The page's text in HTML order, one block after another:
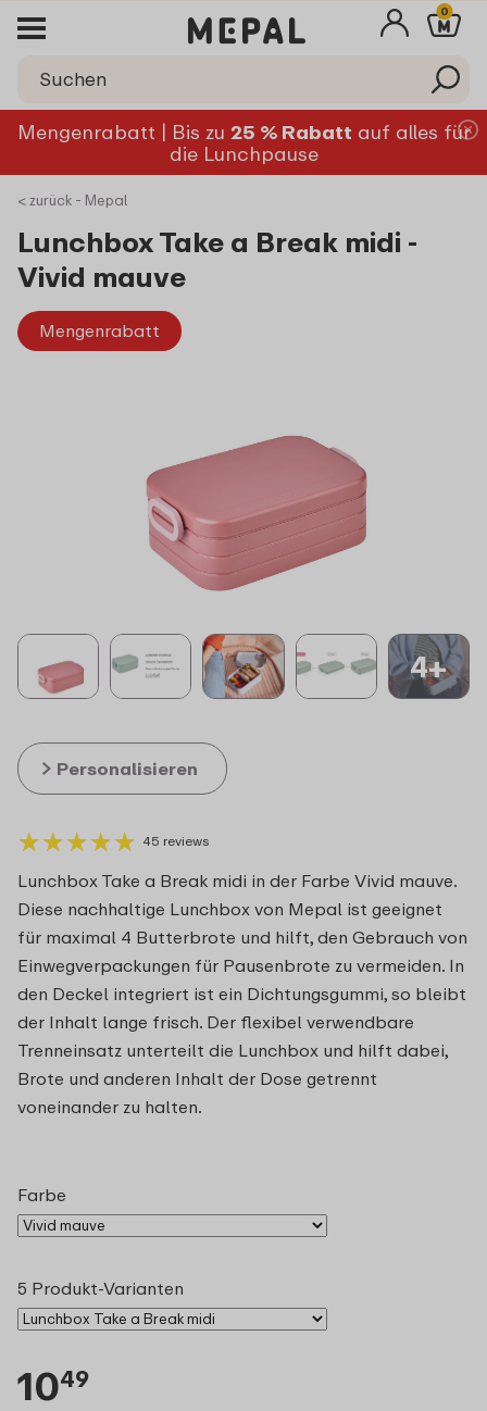
0
Mengenrabatt | Bis zu 25 % Rabatt auf alles für
die Lunchpause
< zurück - Mepal
Lunchbox Take a Break midi -
Vivid mauve
Mengenrabatt
4+
★★★★★
★★★★★ 45 reviews
Lunchbox Take a Break midi in der Farbe Vivid mauve.
Diese nachhaltige Lunchbox von Mepal ist geeignet
für maximal 4 Butterbrote und hilft, den Gebrauch von
Einwegverpackungen für Pausenbrote zu vermeiden. In
den Deckel integriert ist ein Dichtungsgummi, so bleibt
der Inhalt lange frisch. Der flexibel verwendbare
Trenneinsatz unterteilt die Lunchbox und hilft dabei,
Brote und anderen Inhalt der Dose getrennt
voneinander zu halten.
Personalisieren
Farbe
5 Produkt-Varianten
1049